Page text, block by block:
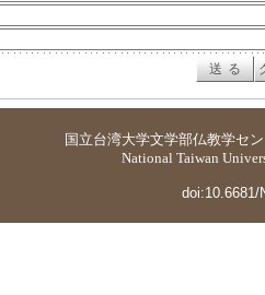
国立台湾大学文学部仏教学セ
National Taiwan
doi:10.6681/